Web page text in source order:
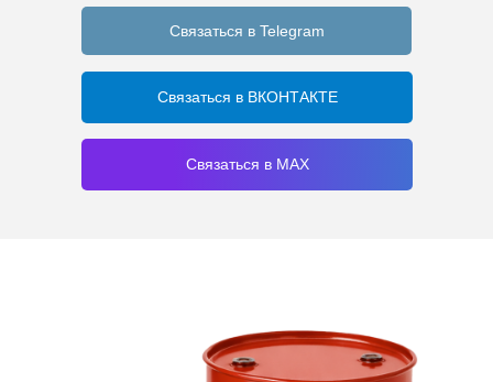
sale@ppu-snab.com
Связаться в Telegram
Связаться в MAX
Связаться в ВКОНТАКТЕ